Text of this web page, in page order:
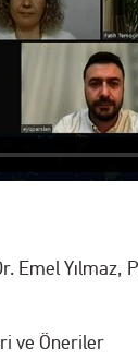
Emel Yılmaz,
ve Öneriler